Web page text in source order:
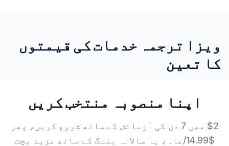
ویزا ترجمہ خدمات کی قیمتوں
کا تعین
اپنا منصوبہ منتخب کریں
$2 میں 7 دن کی آزمائش کے ساتھ شروع کریں، پھر
$14.99/ماہ، یا سالانہ بلنگ کے ساتھ مزید بچت